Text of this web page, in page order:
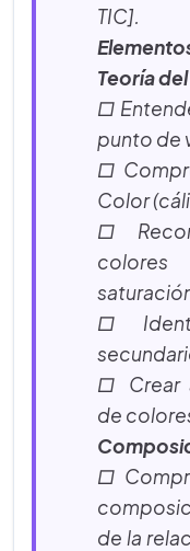
TIC].
Teoría
□
punto de
□
Color
□
□
□ Crear
de
□
de la